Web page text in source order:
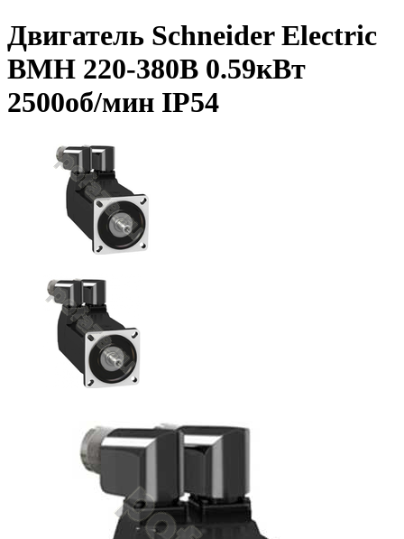
Двигатель Schneider Electric
BMH 220-380В 0.59кВт
2500об/мин IP54